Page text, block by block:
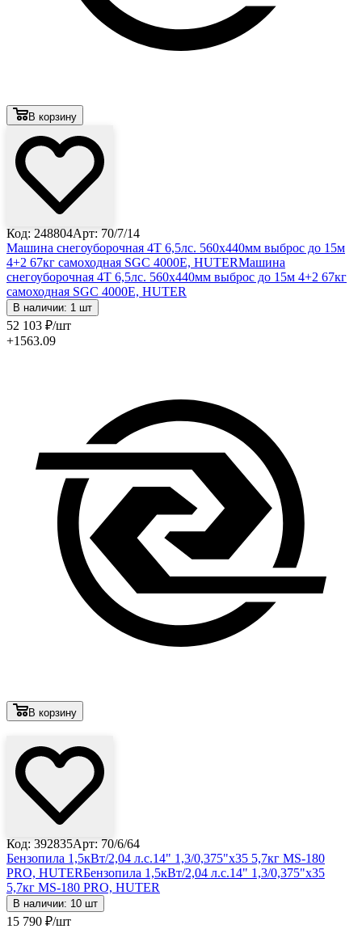
В корзину
Код: 248804Арт: 70/7/14
Машина снегоуборочная 4Т 6,5лс. 560х440мм выброс до 15м
4+2 67кг самоходная SGC 4000Е, HUTERМашина
снегоуборочная 4Т 6,5лс. 560х440мм выброс до 15м 4+2 67кг
самоходная SGC 4000Е, HUTER
В наличии: 1 шт
52 103 ₽/шт
+1563.09
В корзину
Код: 392835Арт: 70/6/64
Бензопила 1,5кВт/2,04 л.с.14" 1,3/0,375"х35 5,7кг MS-180
PRO, HUTERБензопила 1,5кВт/2,04 л.с.14" 1,3/0,375"х35
5,7кг MS-180 PRO, HUTER
В наличии: 10 шт
15 790 ₽/шт